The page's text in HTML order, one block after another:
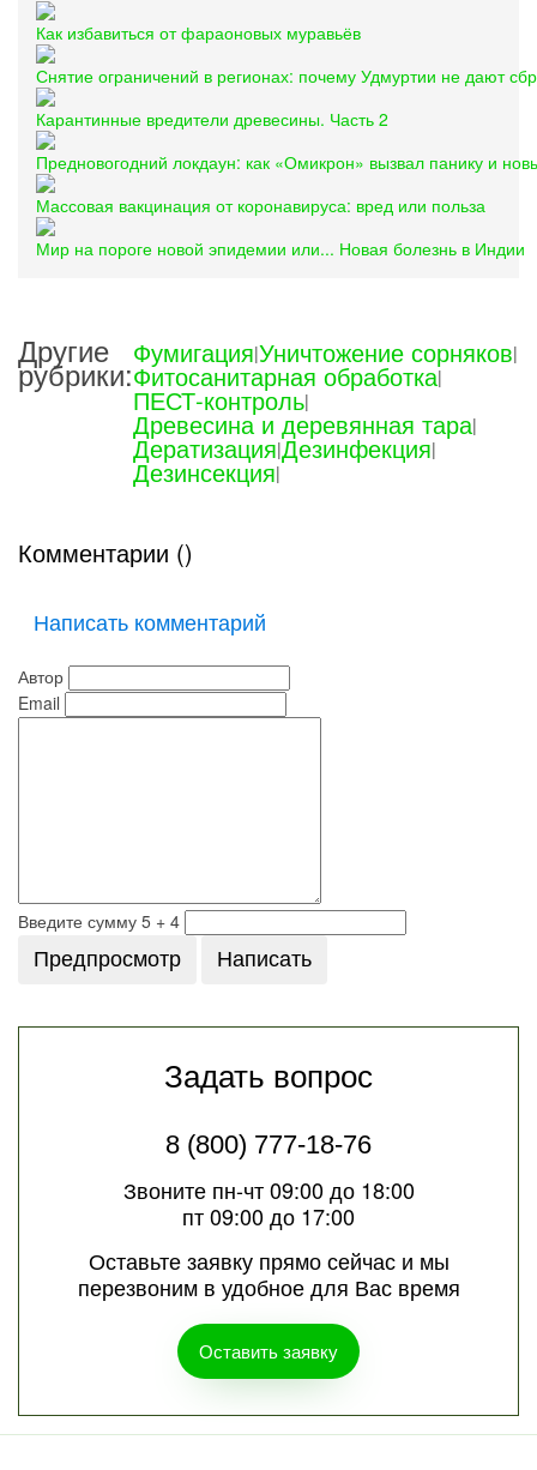
Как избавиться от фараоновых муравьёв
Снятие ограничений в регионах: почему Удмуртии не дают
Карантинные вредители древесины. Часть 2
Предновогодний локдаун: как «Омикрон» вызвал панику и
Массовая вакцинация от коронавируса: вред или польза
Мир на пороге новой эпидемии или... Новая болезнь в Индии
Другие
рубрики:
Фумигация|Уничтожение сорняков|
Фитосанитарная обработка|
ПЕСТ-контроль|
Древесина и деревянная тара|
Дератизация|Дезинфекция|
Дезинсекция|
Комментарии ()
Написать комментарий
Автор
Email
Введите сумму 5 + 4
Задать вопрос
8 (800) 777-18-76
Звоните пн-чт 09:00 до 18:00
пт 09:00 до 17:00
Оставьте заявку прямо сейчас и мы
перезвоним в удобное для Вас время
Оставить заявку